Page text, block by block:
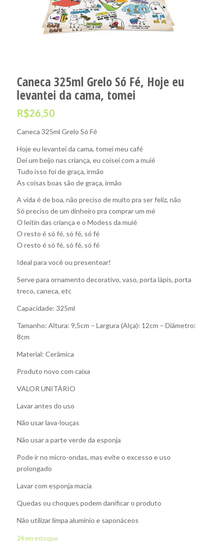
Caneca 325ml Grelo Só Fé, Hoje eu
levantei da cama, tomei
R$26,50
Caneca 325ml Grelo Só Fé
Hoje eu levantei da cama, tomei meu café
Dei um beijo nas criança, eu coisei com a muié
Tudo isso foi de graça, irmão
As coisas boas são de graça, irmão
A vida é de boa, não preciso de muito pra ser feliz, não
Só preciso de um dinheiro pra comprar um mé
O leitin das criança e o Modess da muié
O resto é só fé, só fé, só fé
O resto é só fé, só fé, só fé
Ideal para você ou presentear!
Serve para ornamento decorativo, vaso, porta lápis, porta
treco, caneca, etc
Capacidade: 325ml
Tamanho: Altura: 9,5cm – Largura (Alça): 12cm – Diâmetro:
8cm
Material: Cerâmica
Produto novo com caixa
VALOR UNITÁRIO
Lavar antes do uso
Não usar lava-louças
Não usar a parte verde da esponja
Pode ir no micro-ondas, mas evite o excesso e uso
prolongado
Lavar com esponja macia
Quedas ou choques podem danificar o produto
Não utilizar limpa alumínio e saponáceos
24 em estoque